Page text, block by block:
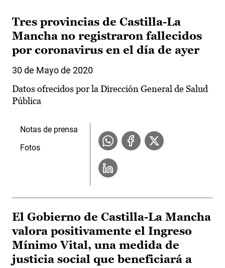
Tres provincias de Castilla-La
Mancha no registraron fallecidos
por coronavirus en el día de ayer
30 de Mayo de 2020
Datos ofrecidos por la Dirección General de Salud
Pública
Notas de prensa
Fotos
El Gobierno de Castilla-La Mancha
valora positivamente el Ingreso
Mínimo Vital, una medida de
justicia social que beneficiará a